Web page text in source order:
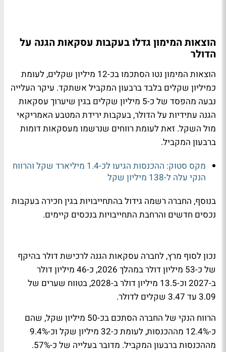
הוצאות המימון גדלו בעקבות עסקאות הגנה על
הדולר
הוצאות המימון נטו הסתכמו בכ-12 מיליון שקלים, לעומת
כמיליון שקלים בלבד ברבעון המקביל אשתקד. עיקר העלייה
נבעה מהפסד של כ-5 מיליון שקלים בגין שיערוך עסקאות
הגנה עתידיות על הדולר, בעקבות ירידת המטבע האמריקאי
מול השקל. זאת לעומת רווחים שנרשמו מעסקאות דומות
ברבעון המקביל.
מקס סטוק: ההכנסות הגיעו לכ-1.4 מיליארד שקל והרווח
הנקי עלה ל-138 מיליון שקל
בנוסף, החברה רשמה גידול בהתחייבויות בגין חכירה בעקבות
נכסים חדשים והרחבת התחייבויות בנכסים קיימים.
נכון לסוף מרץ, לחברה עסקאות הגנה לרכישת דולר בהיקף
של כ-53 מיליון דולר במהלך 2026, כ-46 מיליון דולר
ב-2027 וכ-13.5 מיליון דולר ב-2028, בטווח שערים של
3.09 עד 3.47 שקלים לדולר.
הרווח הנקי של החברה הסתכם בכ-50 מיליון שקל, שהם
כ-12.4% מההכנסות, לעומת כ-32 מיליון שקל וכ-9.4%
מההכנסות ברבעון המקביל. מדובר בעלייה של כ-57%.